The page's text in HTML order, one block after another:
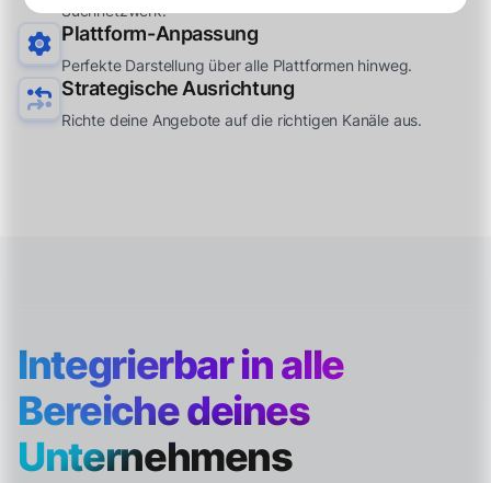
Suchnetzwerk.
Plattform-Anpassung
Perfekte Darstellung über alle Plattformen hinweg.
Strategische Ausrichtung
Richte deine Angebote auf die richtigen Kanäle aus.
Integrierbar in alle
Bereichedeines
Unternehmens